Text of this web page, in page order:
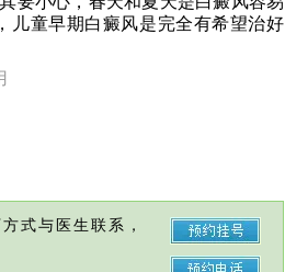
儿童早期白癜风是完全有希望治好
式与医生联系，